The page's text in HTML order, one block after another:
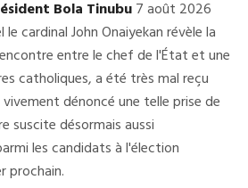
Bola Tinubu7 août 2026
cardinal John Onaiyekan révèle la
entre le chef de l'État et une
catholiques, a été très mal reçu
dénoncé une telle prise de
suscite désormais aussi
les candidats à l'élection
prochain.